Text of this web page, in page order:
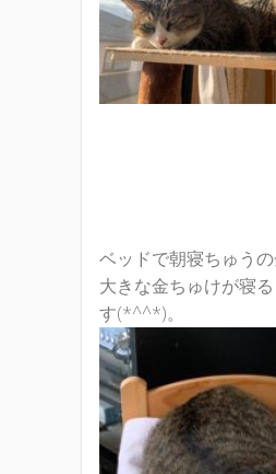
ベッドで朝寝ちゅう
大きな金ちゅけが寝
す(*^^*)。